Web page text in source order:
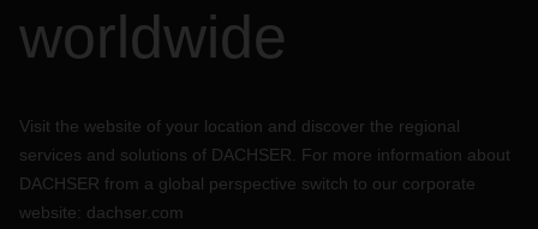
worldwide
Visit the website of your location and discover the regional
services and solutions of DACHSER. For more information about
DACHSER from a global perspective switch to our corporate
website: dachser.com